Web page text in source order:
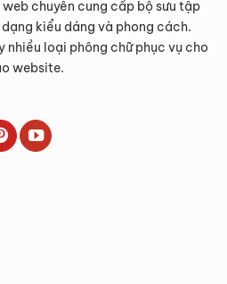
chuyên cung cấp bộ sưu tập
kiểu dáng và phong cách.
nhiều loại phông chữ phục vụ cho
website.